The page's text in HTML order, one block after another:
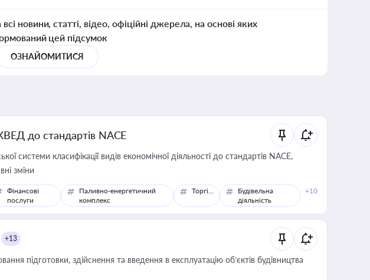
новини, статті, відео, офіційні джерела, на основі яких
цей підсумок
ОЗНАЙОМИТИСЯ
до стандартів NACE
системи класифікації видів економічної діяльності до стандартів NACE,
зміни
Фінансові
послуги
Паливно-енергетичний
комплекс
Торгівля
Будівельна
діяльність
+10
+13
підготовки, здійснення та введення в експлуатацію об’єктів будівництва